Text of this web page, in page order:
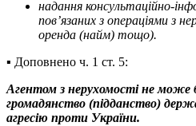
надання консультаційно-
пов’язаних з операціями з
оренда (найм) тощо).
▪️ Доповнено ч. 1 ст. 5:
Агентом з нерухомості не може
громадянство (підданство)
агресію проти України.